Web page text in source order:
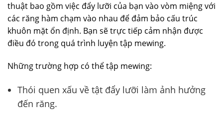
thuật bao gồm việc đẩy lưỡi của bạn vào vòm miệng với
các răng hàm chạm vào nhau để đảm bảo cấu trúc
khuôn mặt ổn định. Bạn sẽ trực tiếp cảm nhận được
điều đó trong quá trình luyện tập mewing.
Những trường hợp có thể tập mewing:
Thói quen xấu về tật đẩy lưỡi làm ảnh hưởng
đến răng.